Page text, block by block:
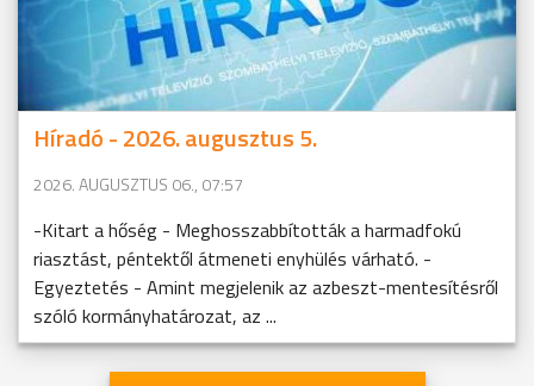
Híradó - 2026. augusztus 5.
2026. AUGUSZTUS 06., 07:57
-Kitart a hőség - Meghosszabbították a harmadfokú
riasztást, péntektől átmeneti enyhülés várható. -
Egyeztetés - Amint megjelenik az azbeszt-mentesítésről
szóló kormányhatározat, az ...